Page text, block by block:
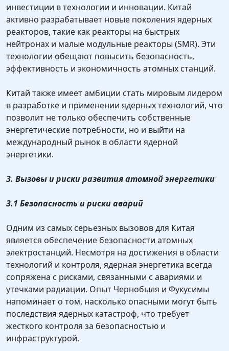
инвестиции в технологии и инновации. Китай
активно разрабатывает новые поколения ядерных
реакторов, такие как реакторы на быстрых
нейтронах и малые модульные реакторы (SMR). Эти
технологии обещают повысить безопасность,
эффективность и экономичность атомных станций.
Китай также имеет амбиции стать мировым лидером
в разработке и применении ядерных технологий, что
позволит не только обеспечить собственные
энергетические потребности, но и выйти на
международный рынок в области ядерной
энергетики.
3. Вызовы и риски развития атомной энергетики
3.1 Безопасность и риски аварий
Одним из самых серьезных вызовов для Китая
является обеспечение безопасности атомных
электростанций. Несмотря на достижения в области
технологий и контроля, ядерная энергетика всегда
сопряжена с рисками, связанными с авариями и
утечками радиации. Опыт Чернобыля и Фукусимы
напоминает о том, насколько опасными могут быть
последствия ядерных катастроф, что требует
жесткого контроля за безопасностью и
инфраструктурой.